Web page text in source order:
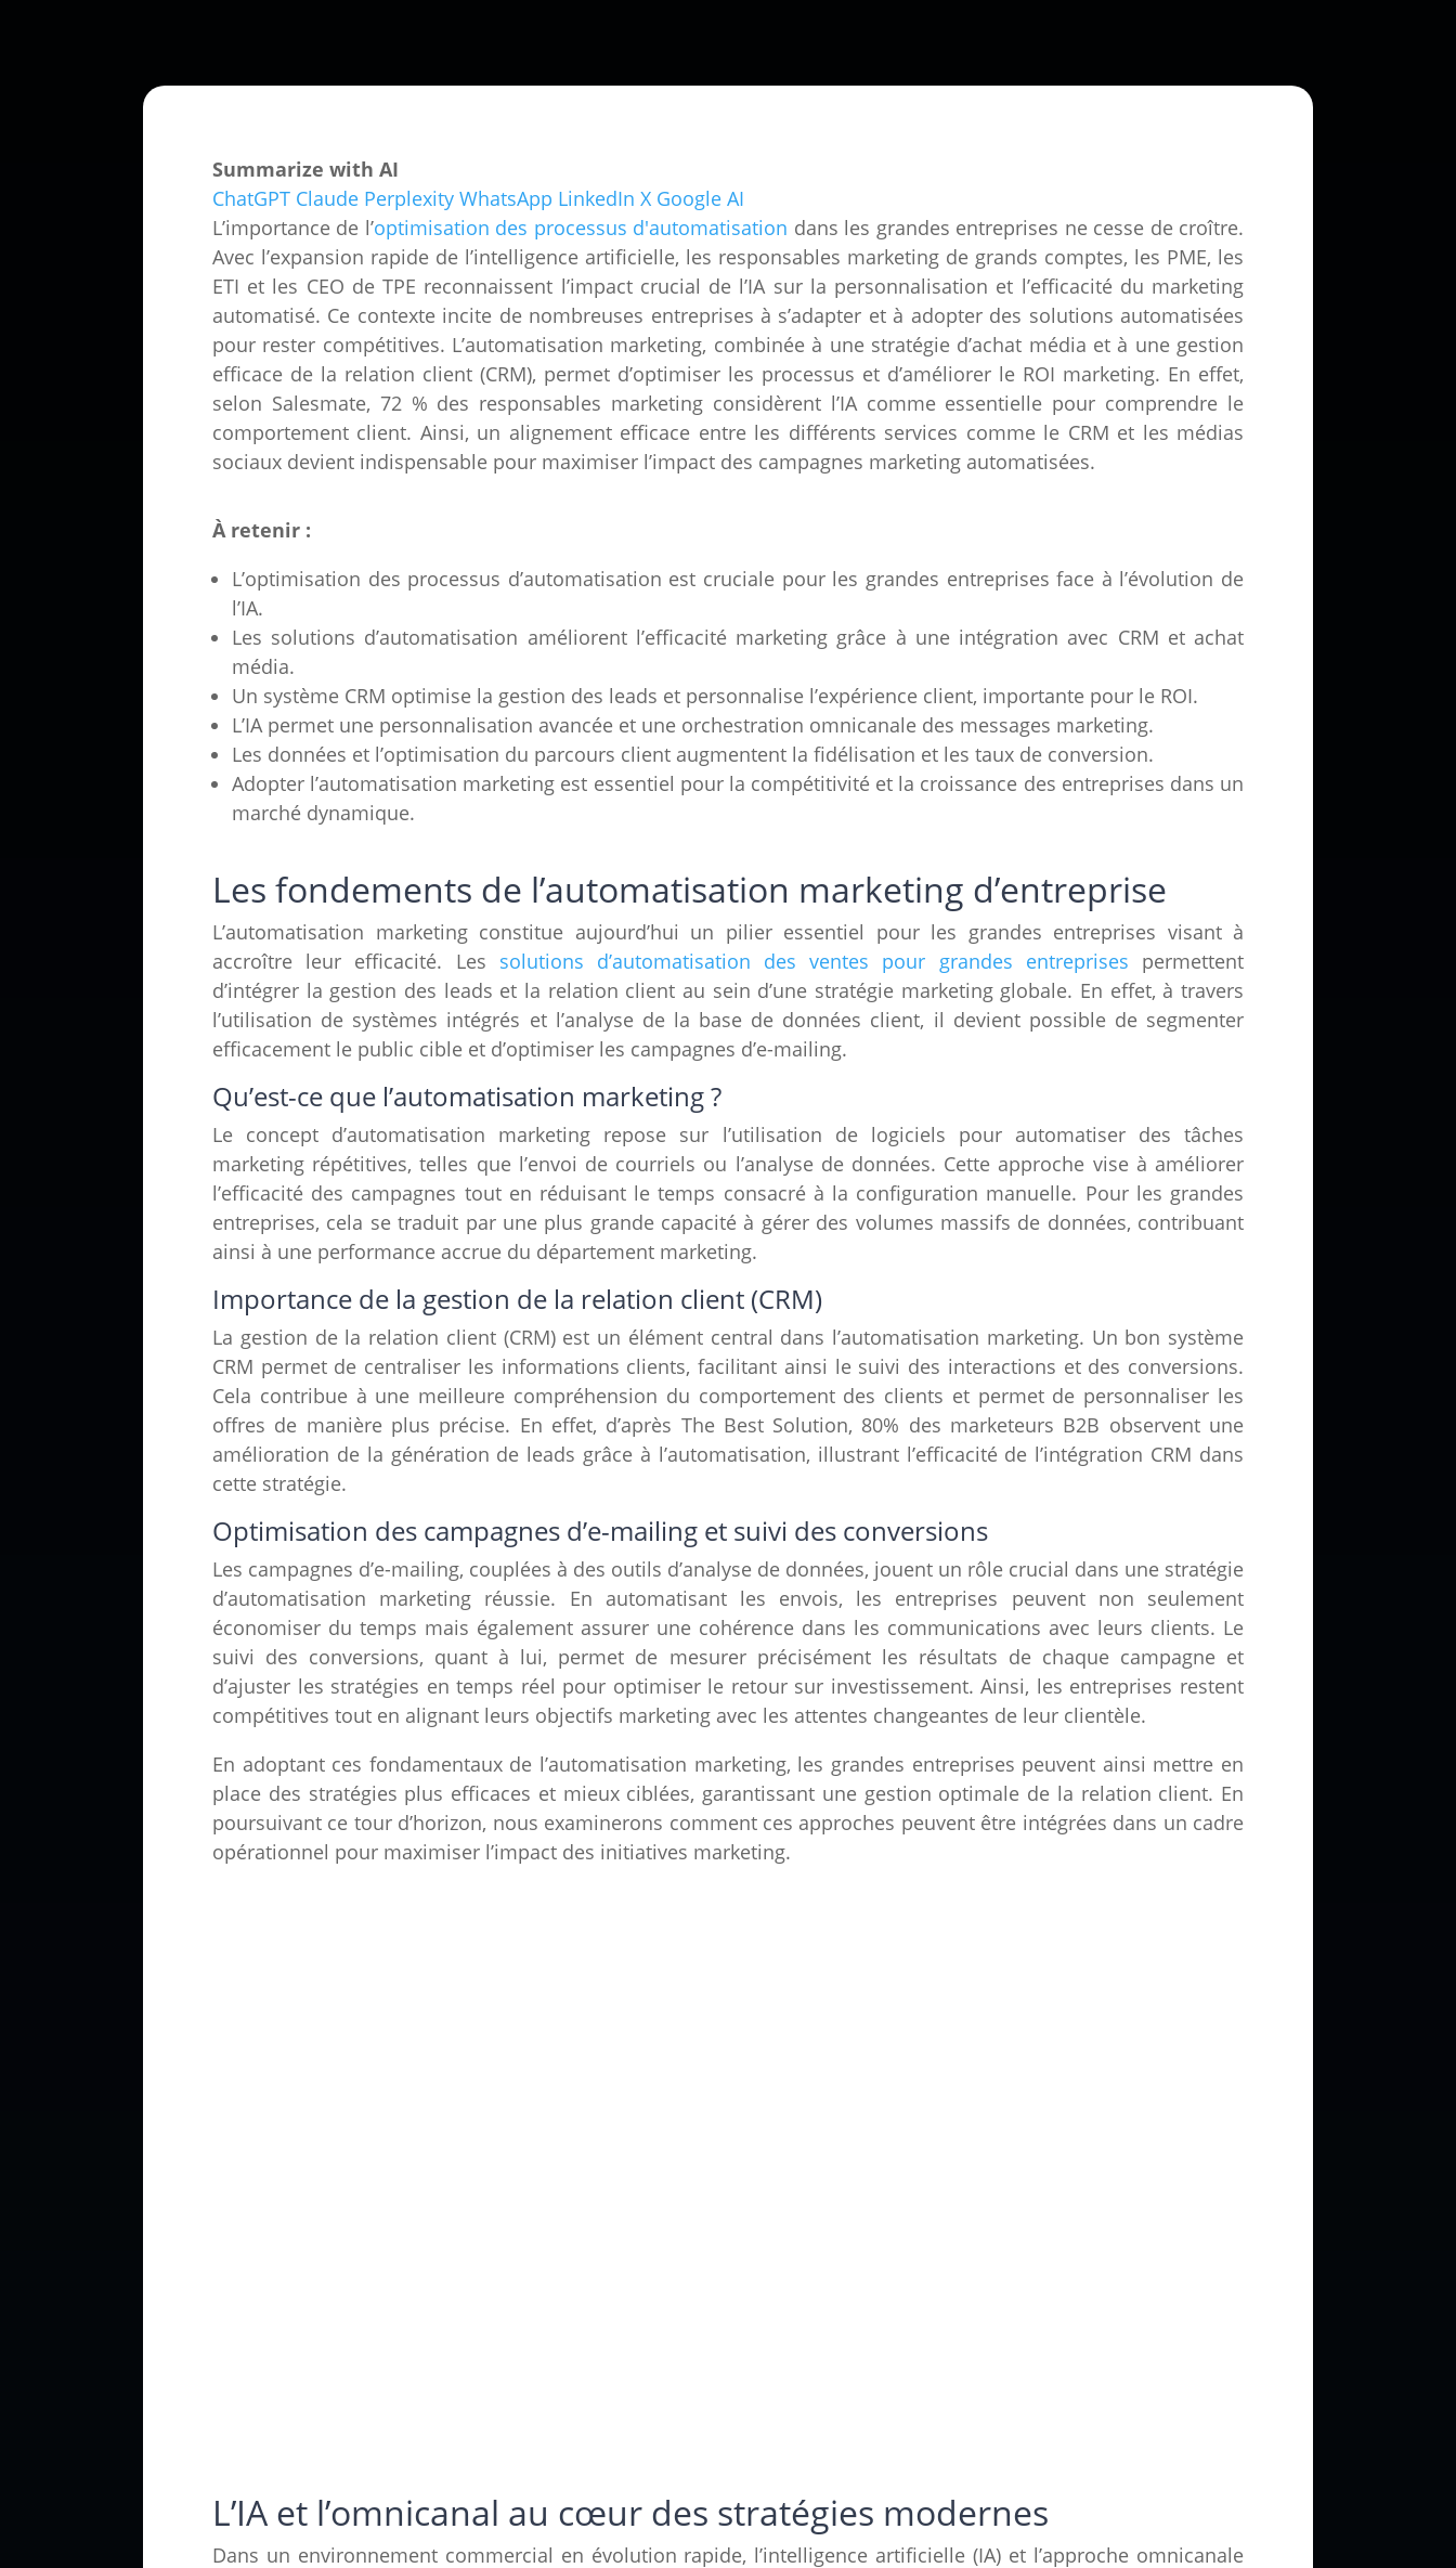
Summarize with AI
ChatGPT Claude Perplexity WhatsApp LinkedIn X Google AI
L’importance de l’optimisation des processus d'automatisation dans les grandes entreprises ne cesse de croître.
Avec l’expansion rapide de l’intelligence artificielle, les responsables marketing de grands comptes, les PME, les
ETI et les CEO de TPE reconnaissent l’impact crucial de l’IA sur la personnalisation et l’efficacité du marketing
automatisé. Ce contexte incite de nombreuses entreprises à s’adapter et à adopter des solutions automatisées
pour rester compétitives. L’automatisation marketing, combinée à une stratégie d’achat média et à une gestion
efficace de la relation client (CRM), permet d’optimiser les processus et d’améliorer le ROI marketing. En effet,
selon Salesmate, 72 % des responsables marketing considèrent l’IA comme essentielle pour comprendre le
comportement client. Ainsi, un alignement efficace entre les différents services comme le CRM et les médias
sociaux devient indispensable pour maximiser l’impact des campagnes marketing automatisées.
À retenir :
L’optimisation des processus d’automatisation est cruciale pour les grandes entreprises face à l’évolution de
l’IA.
Les solutions d’automatisation améliorent l’efficacité marketing grâce à une intégration avec CRM et achat
média.
Un système CRM optimise la gestion des leads et personnalise l’expérience client, importante pour le ROI.
L’IA permet une personnalisation avancée et une orchestration omnicanale des messages marketing.
Les données et l’optimisation du parcours client augmentent la fidélisation et les taux de conversion.
Adopter l’automatisation marketing est essentiel pour la compétitivité et la croissance des entreprises dans un
marché dynamique.
Les fondements de l’automatisation marketing d’entreprise
L’automatisation marketing constitue aujourd’hui un pilier essentiel pour les grandes entreprises visant à
accroître leur efficacité. Les solutions d’automatisation des ventes pour grandes entreprises permettent
d’intégrer la gestion des leads et la relation client au sein d’une stratégie marketing globale. En effet, à travers
l’utilisation de systèmes intégrés et l’analyse de la base de données client, il devient possible de segmenter
efficacement le public cible et d’optimiser les campagnes d’e-mailing.
Qu’est-ce que l’automatisation marketing ?
Le concept d’automatisation marketing repose sur l’utilisation de logiciels pour automatiser des tâches
marketing répétitives, telles que l’envoi de courriels ou l’analyse de données. Cette approche vise à améliorer
l’efficacité des campagnes tout en réduisant le temps consacré à la configuration manuelle. Pour les grandes
entreprises, cela se traduit par une plus grande capacité à gérer des volumes massifs de données, contribuant
ainsi à une performance accrue du département marketing.
Importance de la gestion de la relation client (CRM)
La gestion de la relation client (CRM) est un élément central dans l’automatisation marketing. Un bon système
CRM permet de centraliser les informations clients, facilitant ainsi le suivi des interactions et des conversions.
Cela contribue à une meilleure compréhension du comportement des clients et permet de personnaliser les
offres de manière plus précise. En effet, d’après The Best Solution, 80% des marketeurs B2B observent une
amélioration de la génération de leads grâce à l’automatisation, illustrant l’efficacité de l’intégration CRM dans
cette stratégie.
Optimisation des campagnes d’e-mailing et suivi des conversions
Les campagnes d’e-mailing, couplées à des outils d’analyse de données, jouent un rôle crucial dans une stratégie
d’automatisation marketing réussie. En automatisant les envois, les entreprises peuvent non seulement
économiser du temps mais également assurer une cohérence dans les communications avec leurs clients. Le
suivi des conversions, quant à lui, permet de mesurer précisément les résultats de chaque campagne et
d’ajuster les stratégies en temps réel pour optimiser le retour sur investissement. Ainsi, les entreprises restent
compétitives tout en alignant leurs objectifs marketing avec les attentes changeantes de leur clientèle.
En adoptant ces fondamentaux de l’automatisation marketing, les grandes entreprises peuvent ainsi mettre en
place des stratégies plus efficaces et mieux ciblées, garantissant une gestion optimale de la relation client. En
poursuivant ce tour d’horizon, nous examinerons comment ces approches peuvent être intégrées dans un cadre
opérationnel pour maximiser l’impact des initiatives marketing.
L’IA et l’omnicanal au cœur des stratégies modernes
Dans un environnement commercial en évolution rapide, l’intelligence artificielle (IA) et l’approche omnicanale